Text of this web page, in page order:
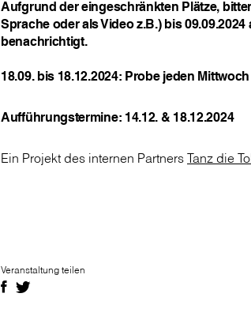
Aufgrund der eingeschränkten Plätze,
Sprache oder als Video z.B.) bis
benachrichtigt.
18.09. bis 18.12.2024: Probe jeden Mittwoch
Aufführungstermine: 14.12. & 18.12.2024
Ein Projekt des internen Partners Tanz die
Veranstaltung teilen